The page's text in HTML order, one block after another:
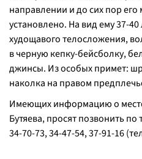
направлении и до сих пор
установлено. На вид ему 37-
худощавого телосложения,
в черную кепку-бейсболку,
джинсы. Из особых примет:
наколка на правом
Имеющих информацию о
Бутяева, просят позвонить
34-70-73, 34-47-54, 37-91-16